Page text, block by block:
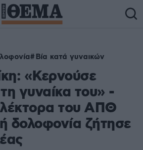
Βία κατά γυναικών
«Κερνούσε
γυναίκα του» -
του ΑΠΘ
δολοφονία ζήτησε